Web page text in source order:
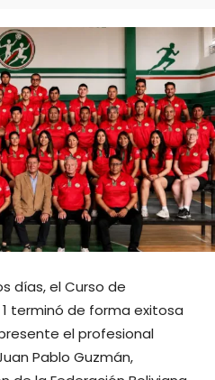
días, el Curso de
terminó de forma exitosa
el profesional
Pablo Guzmán,